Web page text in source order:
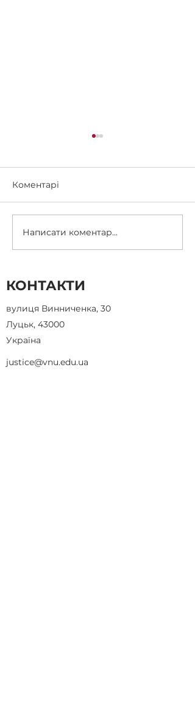
НА КУРСИ СТРІЛЬЦІВ
У ТИРІ ЛУЦЬКОГО
ПЕРША СОТНЯ
Коментарі
Написати коментар...
КОНТАКТИ
вулиця Винниченка, 30
Луцьк, 43000
Україна
justice@vnu.edu.ua